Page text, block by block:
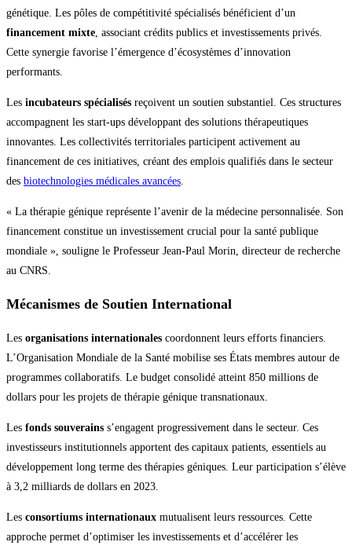
génétique. Les pôles de compétitivité spécialisés bénéficient d’un
financement mixte , associant crédits publics et investissements privés.
Cette synergie favorise l’émergence d’écosystèmes d’innovation
performants.
Les incubateurs spécialisés reçoivent un soutien substantiel. Ces structures
accompagnent les start-ups développant des solutions thérapeutiques
innovantes. Les collectivités territoriales participent activement au
financement de ces initiatives, créant des emplois qualifiés dans le secteur
des biotechnologies médicales avancées
« La thérapie génique représente l’avenir de la médecine personnalisée. Son
financement constitue un investissement crucial pour la santé publique
mondiale », souligne le Professeur Jean-Paul Morin, directeur de recherche
au CNRS.
Mécanismes de Soutien International
Les organisations internationales coordonnent leurs efforts financiers.
L’Organisation Mondiale de la Santé mobilise ses États membres autour de
programmes collaboratifs. Le budget consolidé atteint 850 millions de
dollars pour les projets de thérapie génique transnationaux.
Les fonds souverains s’engagent progressivement dans le secteur. Ces
investisseurs institutionnels apportent des capitaux patients, essentiels au
développement long terme des thérapies géniques. Leur participation s’élève
à 3,2 milliards de dollars en 2023.
Les consortiums internationaux mutualisent leurs ressources. Cette
approche permet d’optimiser les investissements et d’accélérer les